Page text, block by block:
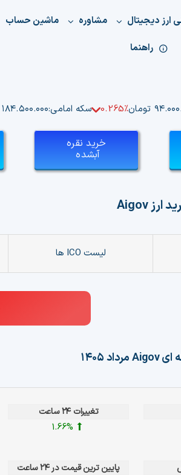
ارز دیجیتال مشاوره ماشین حساب
راهنما
تومان 0.265% سکه امامی:۱۸۴.۵۰۰.۰۰۰ تومان
خرید نقره
آبشده
ارزAigov
لیست ICO ها
ایAigovمرداد ۱۴۰۵
تغییرات ۲۴ ساعت
1.66%
پایین ترین قیمت در ۲۴ ساعت